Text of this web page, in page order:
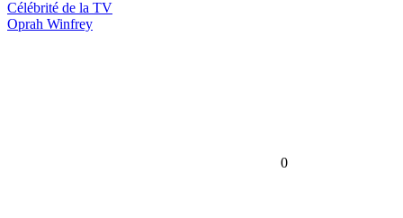
Célébrité de la TV
Oprah Winfrey
0